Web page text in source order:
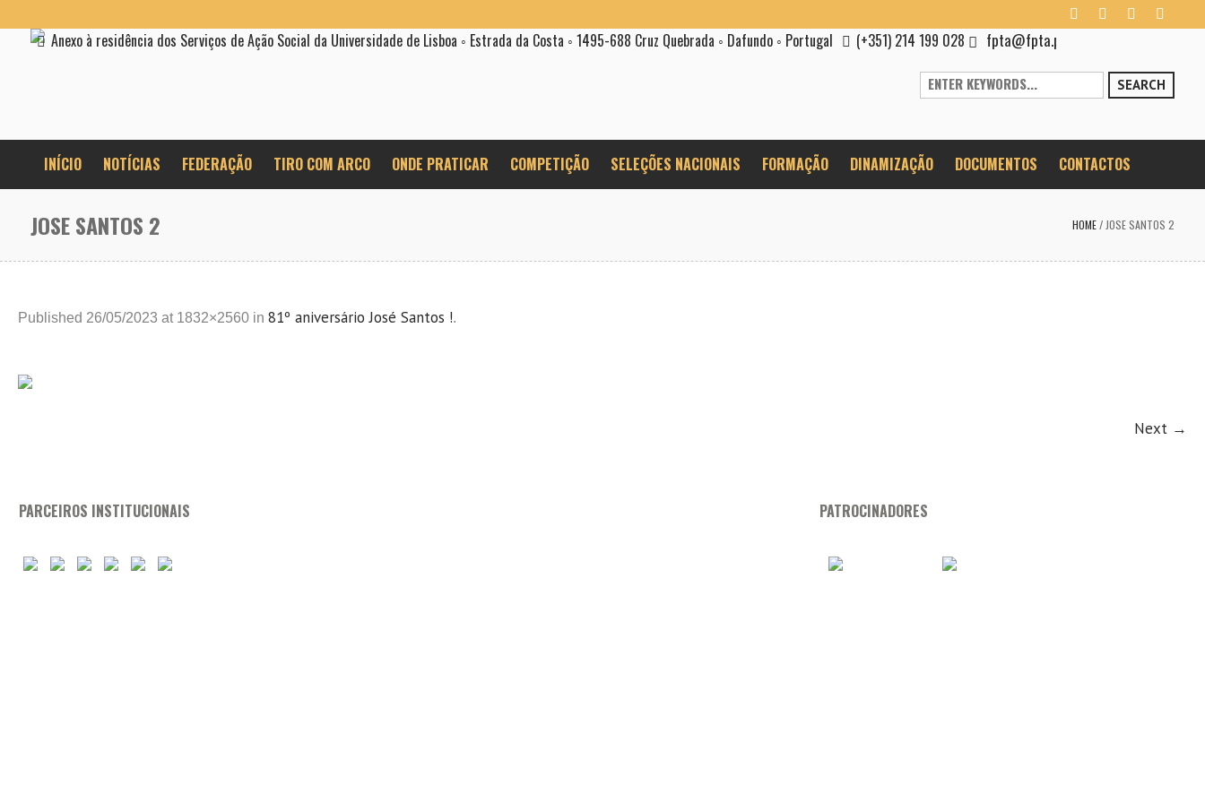
Anexo à residência dos Serviços de Ação Social da Universidade de Lisboa ◦ Estrada da Costa ◦ 1495-688 Cruz Quebrada ◦ Dafundo ◦ Portugal (+351) 214 199 028 fpta@fpta.pt
SEARCH
INÍCIO NOTÍCIAS FEDERAÇÃO TIRO COM ARCO ONDE PRATICAR COMPETIÇÃO SELEÇÕES NACIONAIS FORMAÇÃO DINAMIZAÇÃO DOCUMENTOS CONTACTOS
JOSE SANTOS 2 HOME / JOSE SANTOS 2
Published 26/05/2023 at 1832×2560 in 81º aniversário José Santos !.
Next →
PARCEIROS INSTITUCIONAIS PATROCINADORES